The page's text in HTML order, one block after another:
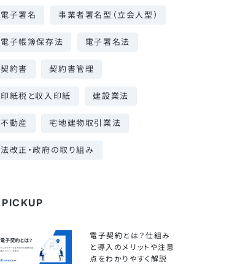
電子署名 事業者署名型（立会人型）
電子帳簿保存法 電子署名法
契約書 契約書管理
印紙税と収入印紙 建設業法
不動産 宅地建物取引業法
法改正・政府の取り組み
PICKUP
電子契約とは？仕組み
と導入のメリットや注意
点をわかりやすく解説